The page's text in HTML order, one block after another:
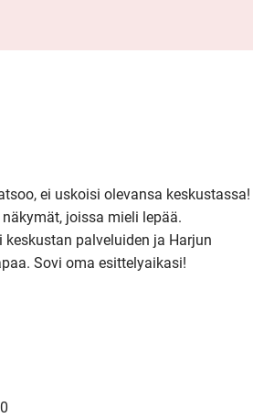
ei uskoisi olevansa keskustassa!
joissa mieli lepää.
palveluiden ja Harjun
Sovi oma esittelyaikasi!